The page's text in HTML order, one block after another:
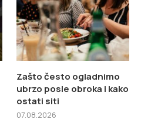
Zašto često ogladnimo
ubrzo posle obroka i kako
ostati siti
07.08.2026